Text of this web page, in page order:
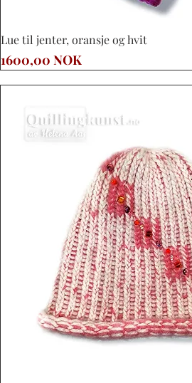
Vista rápida
Lue til jenter, oransje og hvit
Precio
1600,00 NOK